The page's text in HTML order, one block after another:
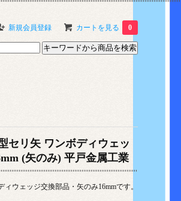
新規会員登録 カートを見る 0
セリ矢 ワンボディウェッ
(矢のみ) 平戸金属工業
ィウェッジ交換部品・矢のみ16mmです。